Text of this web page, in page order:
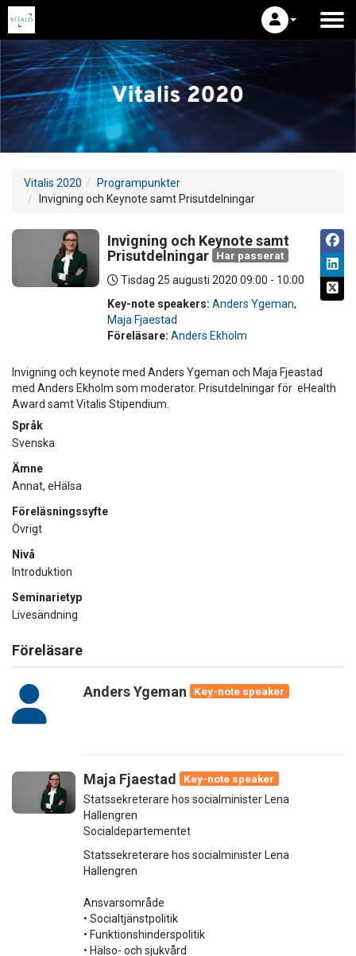
Vitalis 2020
Programpunkter
Invigning och Keynote samt Prisutdelningar
Invigning och Keynote samt
Prisutdelningar
Har passerat
Tisdag 25 augusti 2020 09:00 - 10:00
Key-note speakers: Anders Ygeman,
Maja Fjaestad
Föreläsare: Anders Ekholm
Invigning och keynote med Anders Ygeman och Maja Fjeastad
med Anders Ekholm som moderator. Prisutdelningar för eHealth
Award samt Vitalis Stipendium.
Språk
Svenska
Ämne
Annat, eHälsa
Föreläsningssyfte
Övrigt
Nivå
Introduktion
Seminarietyp
Livesändning
Föreläsare
Anders Ygeman Key-note speaker
Maja Fjaestad
Key-note speaker
Statssekreterare hos socialminister Lena
Hallengren
Socialdepartementet
Statssekreterare hos socialminister Lena
Hallengren
Ansvarsområde
• Socialtjänstpolitik
• Funktionshinderspolitik
• Hälso- och sjukvård